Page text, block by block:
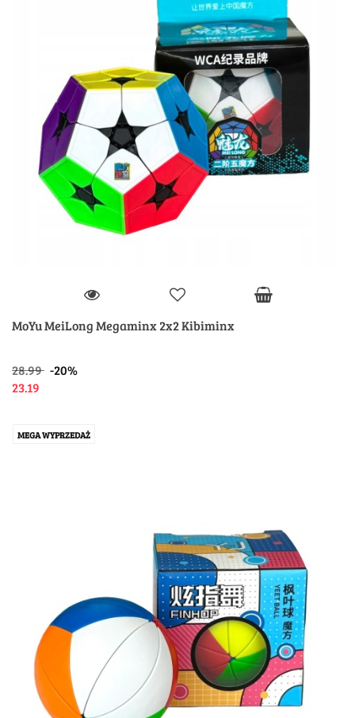
MoYu MeiLong Megaminx 2x2 Kibiminx
28.99 -20%
23.19
MEGA WYPRZEDAŻ